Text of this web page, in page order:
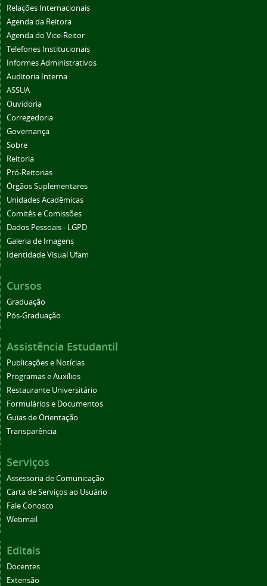
Relações Internacionais
Agenda da Reitora
Agenda do Vice-Reitor
Telefones Institucionais
Informes Administrativos
Auditoria Interna
ASSUA
Ouvidoria
Corregedoria
Governança
Sobre
Reitoria
Pró-Reitorias
Órgãos Suplementares
Unidades Acadêmicas
Comitês e Comissões
Dados Pessoais - LGPD
Galeria de Imagens
Identidade Visual Ufam
Cursos
Graduação
Pós-Graduação
Assistência Estudantil
Publicações e Notícias
Programas e Auxílios
Restaurante Universitário
Formulários e Documentos
Guias de Orientação
Transparência
Serviços
Assessoria de Comunicação
Carta de Serviços ao Usuário
Fale Conosco
Webmail
Editais
Docentes
Extensão